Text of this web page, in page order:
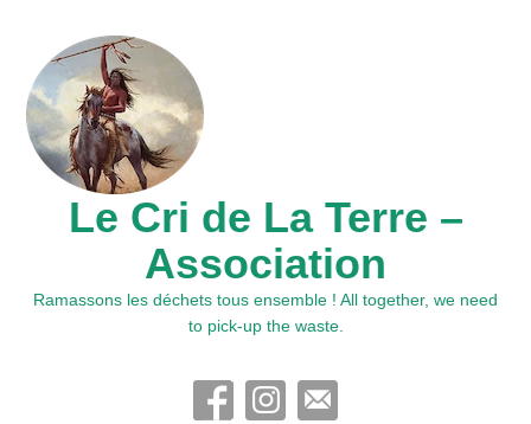
Le Cri de La Terre –
Association
Ramassons les déchets tous ensemble ! All together, we need
to pick-up the waste.